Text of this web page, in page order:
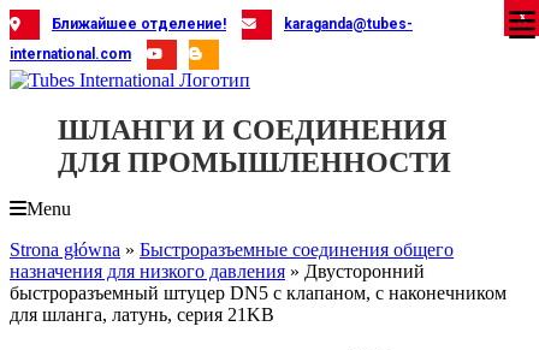
Skip
to
content
Ближайшее отделение!
karaganda@tubes-
international.com
ШЛАНГИ И СОЕДИНЕНИЯ
ДЛЯ ПРОМЫШЛЕННОСТИ
Menu
Strona główna » Быстроразъемные соединения общего
назначения для низкого давления » Двусторонний
быстроразъемный штуцер DN5 с клапаном, с наконечником
для шланга, латунь, серия 21KB
X
X
X
X
X
X
X
X
X
X
X
X
X
X
X
X
X
X
X